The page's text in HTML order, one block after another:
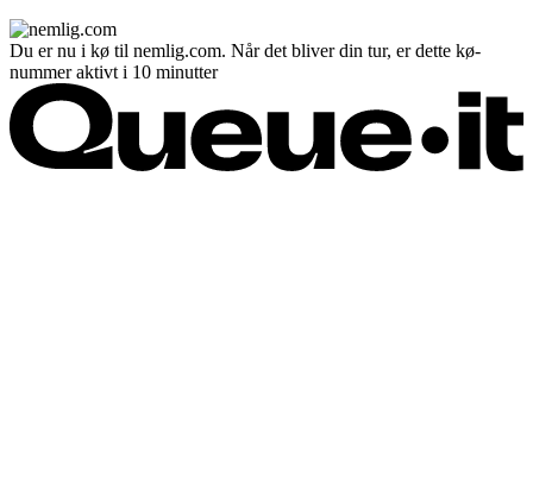
Du er nu i kø til nemlig.com. Når det bliver din tur, er dette kø-
nummer aktivt i 10 minutter